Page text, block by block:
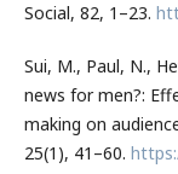
Social, 82, 1–23.
Sui, M., Paul, N.,
news for men?:
making on
25(1), 41–60.